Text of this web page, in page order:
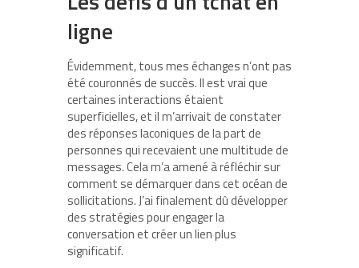
ligne
Évidemment, tous mes échanges n’ont pas
été couronnés de succès. Il est vrai que
certaines interactions étaient
superficielles, et il m’arrivait de constater
des réponses laconiques de la part de
personnes qui recevaient une multitude de
messages. Cela m’a amené à réfléchir sur
comment se démarquer dans cet océan de
sollicitations. J’ai finalement dû développer
des stratégies pour engager la
conversation et créer un lien plus
significatif.